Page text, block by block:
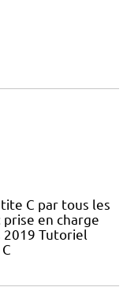
C par tous les
prise en charge
2019 Tutoriel